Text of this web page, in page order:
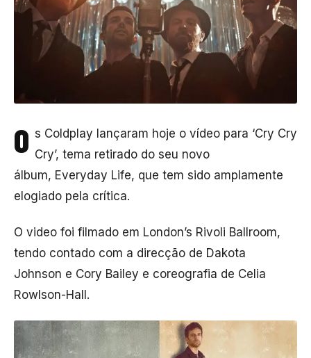
O s Coldplay lançaram hoje o vídeo para ‘Cry Cry
Cry’, tema retirado do seu novo
álbum, Everyday Life, que tem sido amplamente
elogiado pela crítica.
O video foi filmado em London’s Rivoli Ballroom,
tendo contado com a direcção de Dakota
Johnson e Cory Bailey e coreografia de Celia
Rowlson-Hall.